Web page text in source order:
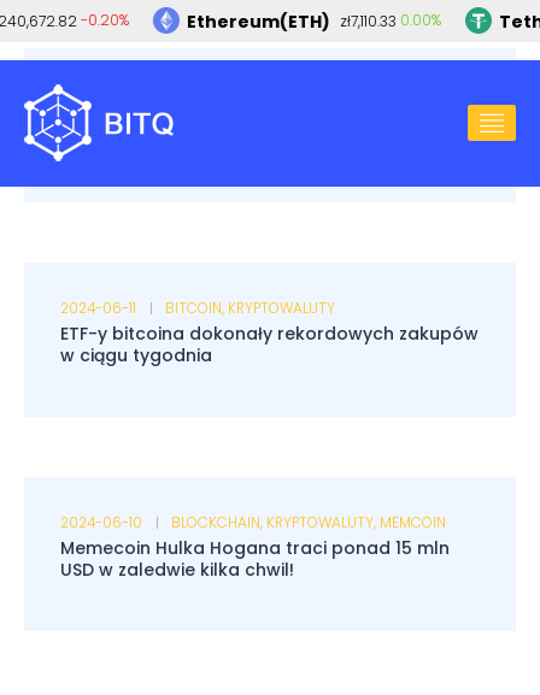
2024-07-11
Cathie Wood przewiduje: Bitcoin może osiągnąć
3,8 miliona USD do 2030 roku
2024-06-11 BITCOIN, KRYPTOWALUTY
ETF-y bitcoina dokonały rekordowych zakupów
w ciągu tygodnia
2024-06-10 BLOCKCHAIN, KRYPTOWALUTY, MEMCOIN
Memecoin Hulka Hogana traci ponad 15 mln
USD w zaledwie kilka chwil!
-0.20% Ethereum(ETH) zł7,110.330.00%